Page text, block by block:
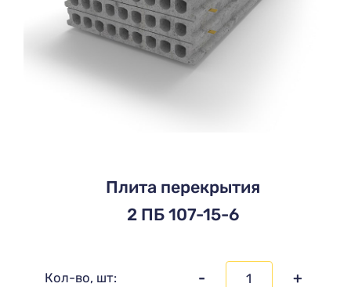
Плита перекрытия
2 ПБ 107-15-6
Кол-во, шт: - +